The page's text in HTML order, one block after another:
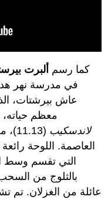
كما رسم ألبرت
في مدرسة نهر
عاش بيرشتات،
معظم حياته،
لاندسكيب
العاصمة. اللوحة
التي تقسم وسط
بالثلوج من
عائلة من الغزلان. تم